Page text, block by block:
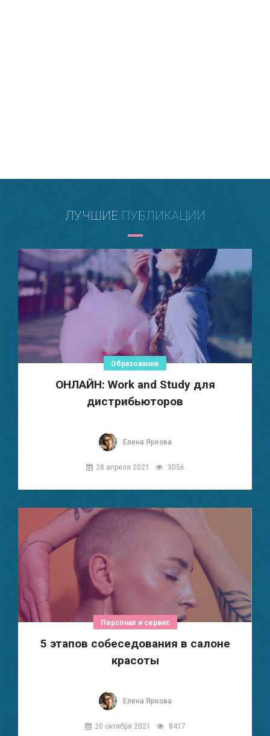
ЛУЧШИЕ ПУБЛИКАЦИИ
Образование
ОНЛАЙН: Work and Study для
дистрибьюторов
Елена Яркова
28 апреля 2021 3056
Персонал и сервис
5 этапов собеседования в салоне
красоты
Елена Яркова
20 октября 2021 8417